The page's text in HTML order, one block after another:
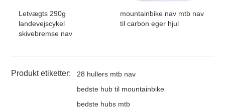
Letvægts 290g
landevejscykel
skivebremse nav
mountainbike nav mtb nav
til carbon eger hjul
Produkt etiketter:
28 hullers mtb nav
bedste hub til mountainbike
bedste hubs mtb